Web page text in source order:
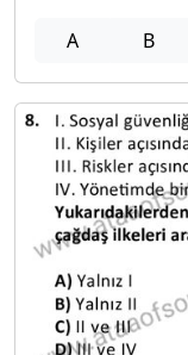
A B